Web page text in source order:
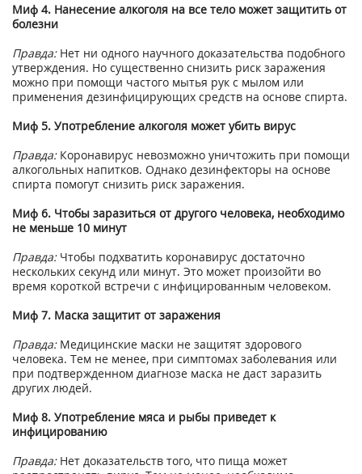
Миф 4. Нанесение алкоголя на все тело может защитить от
болезни
Правда:Нет ни одного научного доказательства подобного
утверждения. Но существенно снизить риск заражения
можно при помощи частого мытья рук с мылом или
применения дезинфицирующих средств на основе спирта.
Миф 5. Употребление алкоголя может убить вирус
Правда:Коронавирус невозможно уничтожить при помощи
алкогольных напитков. Однако дезинфекторы на основе
спирта помогут снизить риск заражения.
Миф 6. Чтобы заразиться от другого человека, необходимо
не меньше 10 минут
Правда:Чтобы подхватить коронавирус достаточно
нескольких секунд или минут. Это может произойти во
время короткой встречи с инфицированным человеком.
Миф 7. Маска защитит от заражения
Правда:Медицинские маски не защитят здорового
человека. Тем не менее, при симптомах заболевания или
при подтвержденном диагнозе маска не даст заразить
других людей.
Миф 8. Употребление мяса и рыбы приведет к
инфицированию
Правда:Нет доказательств того, что пища может